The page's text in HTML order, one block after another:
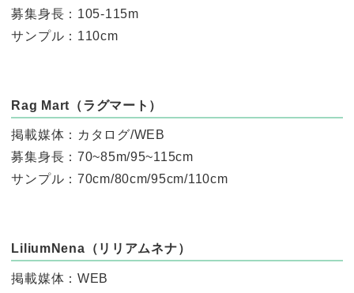
募集身長：105-115m
サンプル：110cm
Rag Mart（ラグマート）
掲載媒体：カタログ/WEB
募集身長：70~85m/95~115cm
サンプル：70cm/80cm/95cm/110cm
LiliumNena（リリアムネナ）
掲載媒体：WEB